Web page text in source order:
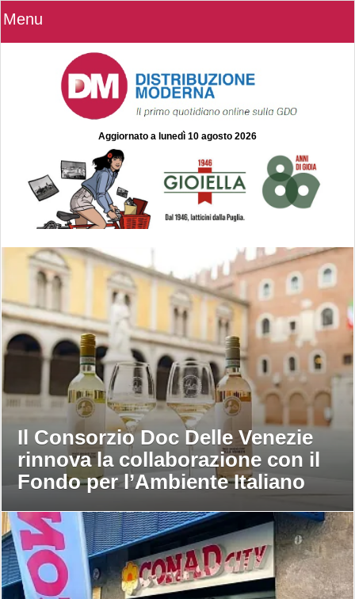
Menu
Aggiornato a lunedì 10 agosto 2026
Il Consorzio Doc Delle Venezie
rinnova la collaborazione con il
Fondo per l’Ambiente Italiano